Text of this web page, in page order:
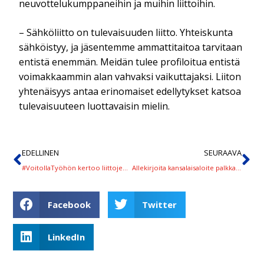
neuvottelukumppaneihin ja muihin liittoihin.
– Sähköliitto on tulevaisuuden liitto. Yhteiskunta
sähköistyy, ja jäsentemme ammattitaitoa tarvitaan
entistä enemmän. Meidän tulee profiloitua entistä
voimakkaammin alan vahvaksi vaikuttajaksi. Liiton
yhtenäisyys antaa erinomaiset edellytykset katsoa
tulevaisuuteen luottavaisin mielin.
EDELLINEN SEURAAVA
Facebook Twitter
LinkedIn